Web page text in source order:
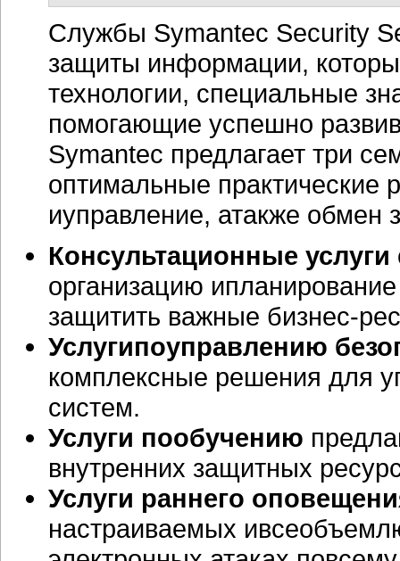
Службы Symantec Security
защиты информации,
технологии, специальные
помогающие успешно
Symantec предлагает три
оптимальные
иуправление, атакже обмен
Консультационные услуги
организацию
защитить важные бизнес-
Услугипоуправлению
комплексные решения для
систем.
Услуги пообучению
внутренних защитных
Услуги раннего
настраиваемых